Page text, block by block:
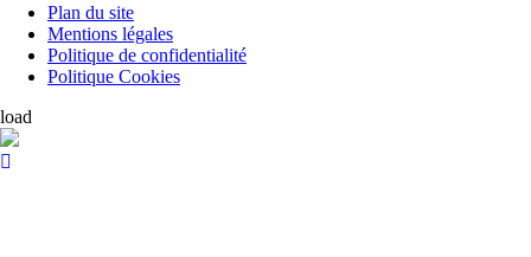
Plan du site
Mentions légales
Politique de confidentialité
Politique Cookies
load